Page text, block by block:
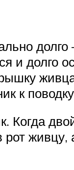
и долго
к поводку
рот